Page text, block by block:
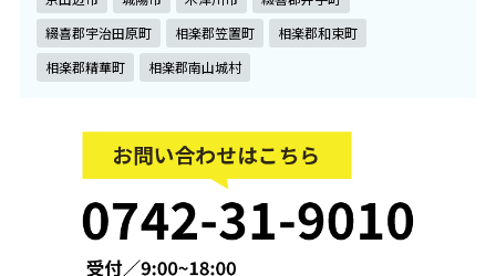
綴喜郡宇治田原町
相楽郡笠置町
相楽郡和束町
相楽郡精華町
相楽郡南山城村